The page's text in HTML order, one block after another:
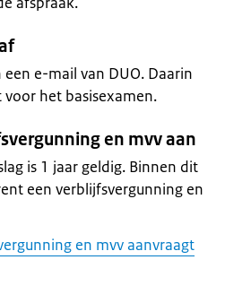
e-mail van DUO. Daarin
het basisexamen.
en mvv aan
is 1 jaar geldig. Binnen dit
een verblijfsvergunning en
en mvv aanvraagt